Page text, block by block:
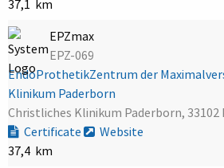
37,1 km
EPZmax
EPZ-069
EndoProthetikZentrum der
Klinikum Paderborn
Christliches Klinikum Paderborn, 33102
Certificate
Website
37,4 km